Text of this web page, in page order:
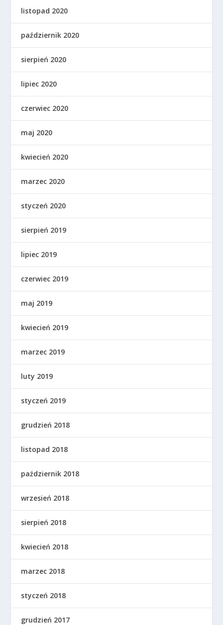
listopad 2020
październik 2020
sierpień 2020
lipiec 2020
czerwiec 2020
maj 2020
kwiecień 2020
marzec 2020
styczeń 2020
sierpień 2019
lipiec 2019
czerwiec 2019
maj 2019
kwiecień 2019
marzec 2019
luty 2019
styczeń 2019
grudzień 2018
listopad 2018
październik 2018
wrzesień 2018
sierpień 2018
kwiecień 2018
marzec 2018
styczeń 2018
grudzień 2017